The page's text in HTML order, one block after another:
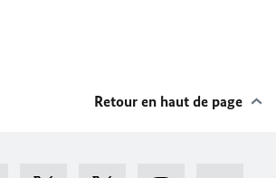
Retour en haut de page